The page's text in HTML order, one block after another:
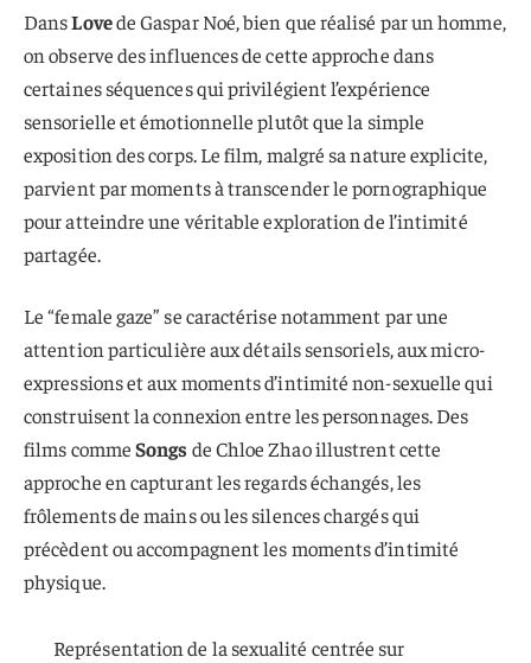
DansLovede Gaspar Noé, bien que réalisé par un homme,
on observe des influences de cette approche dans
certaines séquences qui privilégient l’expérience
sensorielle et émotionnelle plutôt que la simple
exposition des corps. Le film, malgré sa nature explicite,
parvient par moments à transcender le pornographique
pour atteindre une véritable exploration de l’intimité
partagée.
Le “female gaze” se caractérise notamment par une
attention particulière aux détails sensoriels, aux micro-
expressions et aux moments d’intimité non-sexuelle qui
construisent la connexion entre les personnages. Des
films commeSongs de Chloe Zhao illustrent cette
approche en capturant les regards échangés, les
frôlements de mains ou les silences chargés qui
précèdent ou accompagnent les moments d’intimité
physique.
Représentation de la sexualité centrée sur